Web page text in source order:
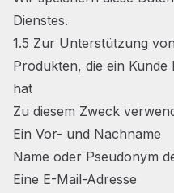
Dienstes.
1.5 Zur Unterstützung
Produkten, die ein
hat
Zu diesem Zweck
Ein Vor- und Nachname
Name oder Pseudonym
Eine E-Mail-Adresse